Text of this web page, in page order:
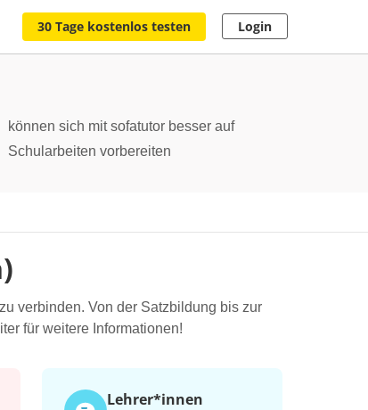
30 Tage kostenlos testen Login
können sich mit sofatutor besser auf
Schularbeiten vorbereiten
verbinden. Von der Satzbildung bis zur
für weitere Informationen!
Lehrer*​innen